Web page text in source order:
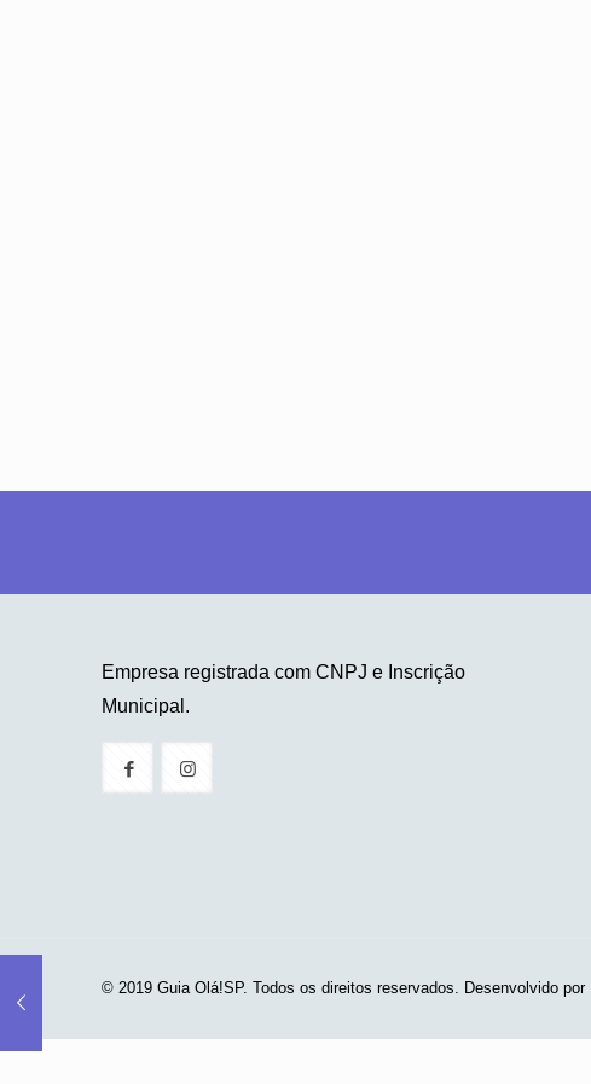
Empresa registrada com CNPJ e Inscrição
Municipal.
© 2019 Guia Olá!SP. Todos os direitos reservados. Desenvolvido por